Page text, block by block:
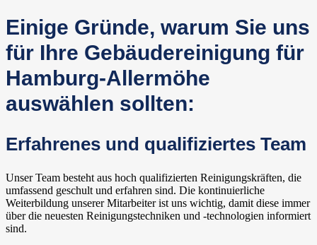
Einige Gründe, warum Sie uns
für Ihre Gebäudereinigung für
Hamburg-Allermöhe
auswählen sollten:
Erfahrenes und qualifiziertes Team
Unser Team besteht aus hoch qualifizierten Reinigungskräften, die
umfassend geschult und erfahren sind. Die kontinuierliche
Weiterbildung unserer Mitarbeiter ist uns wichtig, damit diese immer
über die neuesten Reinigungstechniken und -technologien informiert
sind.